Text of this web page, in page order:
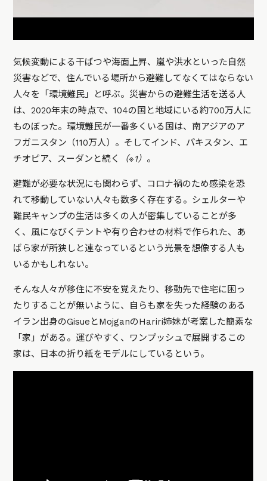
気候変動による干ばつや海面上昇、嵐や洪水といった自然
災害などで、住んでいる場所から避難してなくてはならない
人々を「環境難民」と呼ぶ。災害からの避難生活を送る人
は、2020年末の時点で、104の国と地域にいる約700万人に
ものぼった。環境難民が一番多くいる国は、南アジアのア
フガニスタン（110万人）。そしてインド、パキスタン、エ
チオピア、スーダンと続く
（※1） 。
避難が必要な状況にも関わらず、コロナ禍のため感染を恐
れて移動していない人々も数多く存在する。シェルターや
難民キャンプの生活は多くの人が密集していることが多
く、風になびくテントや有り合わせの材料で作られた、あ
ばら家が所狭しと連なっているという光景を想像する人も
いるかもしれない。
そんな人々が移住に不安を覚えたり、移動先で住宅に困っ
たりすることが無いように、自らも家を失った経験のある
イラン出身のGisueとMojganのHariri姉妹が考案した簡素な
「家」がある。運びやすく、ワンプッシュで展開するこの
家は、日本の折り紙をモデルにしているという。